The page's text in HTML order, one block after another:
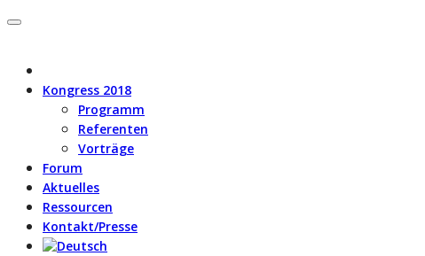
Kongress 2018
Programm
Referenten
Vorträge
Forum
Aktuelles
Ressourcen
Kontakt/Presse